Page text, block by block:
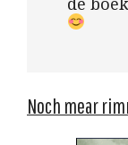
Noch mear